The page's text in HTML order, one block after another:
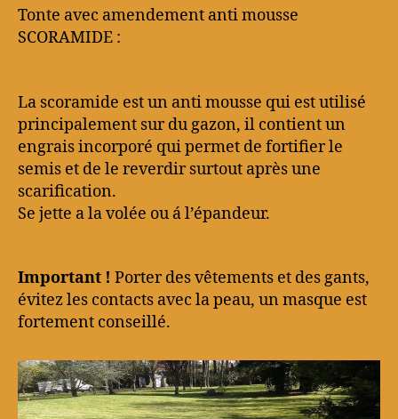
Tonte avec amendement anti mousse
SCORAMIDE :
La scoramide est un anti mousse qui est utilisé
principalement sur du gazon, il contient un
engrais incorporé qui permet de fortifier le
semis et de le reverdir surtout après une
scarification.
Se jette a la volée ou á l’épandeur.
Important ! Porter des vêtements et des gants,
évitez les contacts avec la peau, un masque est
fortement conseillé.